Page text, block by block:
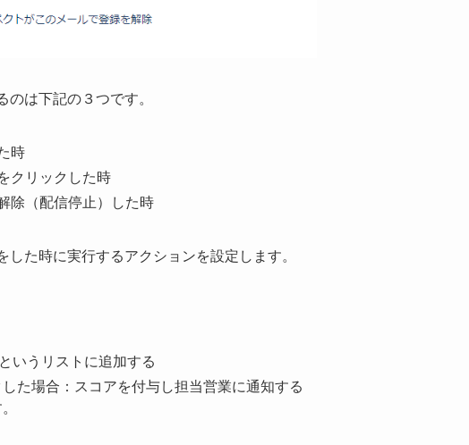
のは下記の３つです。
時
クリックした時
除（配信停止）した時
た時に実行するアクションを設定します。
いうリストに追加する
た場合：スコアを付与し担当営業に通知する